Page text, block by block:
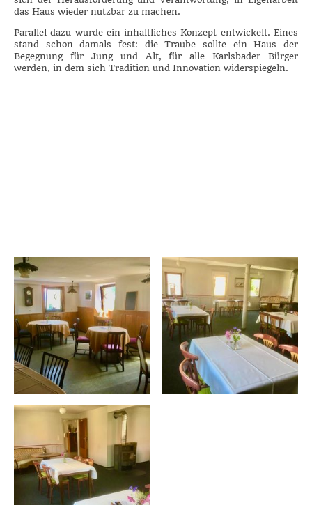
das Haus wieder nutzbar zu machen.
Parallel dazu wurde ein inhaltliches Konzept entwickelt. Eines
stand schon damals fest: die Traube sollte ein Haus der
Begegnung für Jung und Alt, für alle Karlsbader Bürger
werden, in dem sich Tradition und Innovation widerspiegeln.